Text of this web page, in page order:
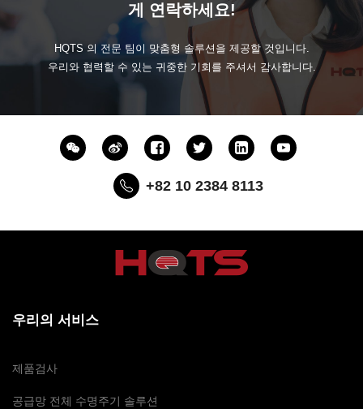
게 연락하세요!
HQTS 의 전문 팀이 맞춤형 솔루션을 제공할 것입니다.
우리와 협력할 수 있는 귀중한 기회를 주셔서 감사합니다.
+82 10 2384 8113
우리의 서비스
제품검사
공급망 전체 수명주기 솔루션